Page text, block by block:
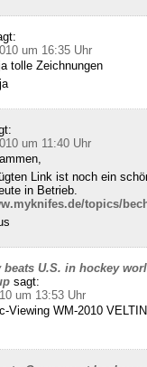
um 16:35 Uhr
tolle Zeichnungen
um 11:40 Uhr
Link ist noch ein
in Betrieb.
topics/
beats U.S. in hockey
sagt:
um 13:53 Uhr
Viewing WM-2010